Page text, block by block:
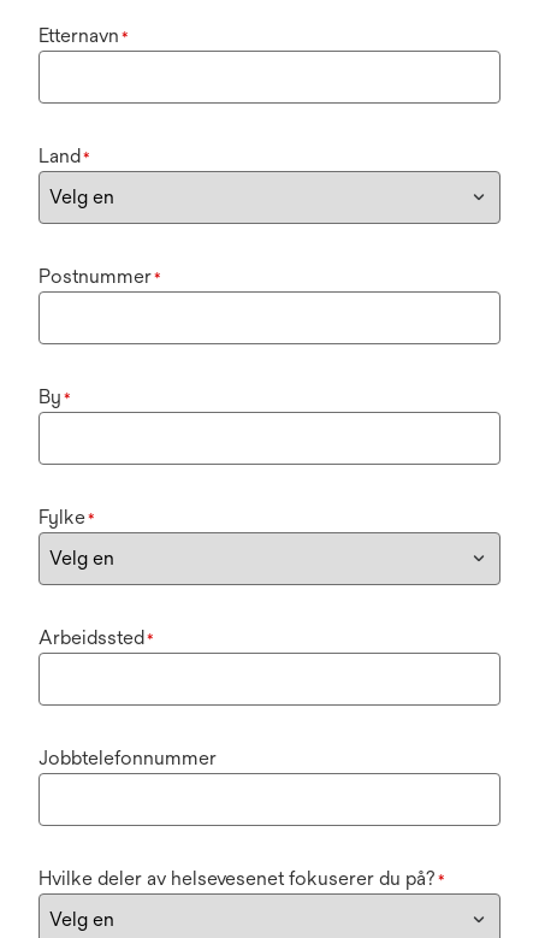
Etternavn *
Land*
Postnummer*
By *
Fylke*
Arbeidssted*
Jobbtelefonnummer
Hvilke deler av helsevesenet fokuserer du på? *